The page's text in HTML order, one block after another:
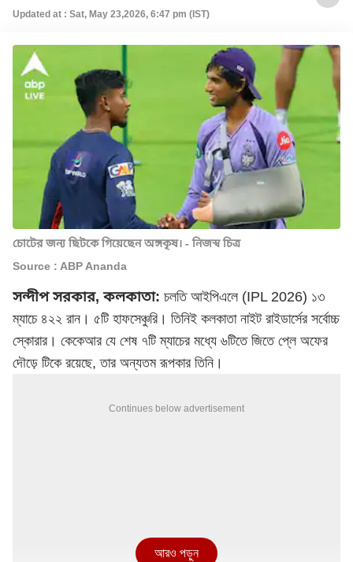
Updated at : Sat, May 23,2026, 6:47 pm (IST)
চোটের জন্য ছিটকে গিয়েছেন অঙ্গকৃষ। - নিজস্ব চিত্র
Source : ABP Ananda
সন্দীপ সরকার, কলকাতা: চলতি আইপিএলে (IPL 2026) ১৩
ম্যাচে ৪২২ রান। ৫টি হাফসেঞ্চুরি। তিনিই কলকাতা নাইট রাইডার্সের সর্বোচ্চ
স্কোরার। কেকেআর যে শেষ ৭টি ম্যাচের মধ্যে ৬টিতে জিতে প্লে অফের
দৌড়ে টিকে রয়েছে, তার অন্যতম রূপকার তিনি।
Continues below advertisement
আরও পড়ুন